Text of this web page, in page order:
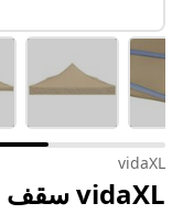
vidaXL